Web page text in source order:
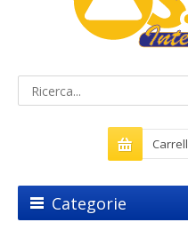
Categorie